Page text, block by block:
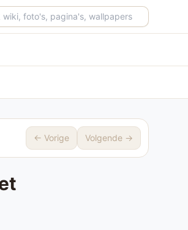
op de site
← Vorige Volgende →